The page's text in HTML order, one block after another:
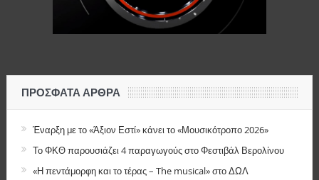
ΠΡΌΣΦΑΤΑ ΆΡΘΡΑ
Έναρξη με το «Άξιον Εστί» κάνει το «Μουσικότροπο 2026»
Το ΦΚΘ παρουσιάζει 4 παραγωγούς στο Φεστιβάλ Βερολίνου
«Η πεντάμορφη και το τέρας – The musical» στο ΔΩΛ